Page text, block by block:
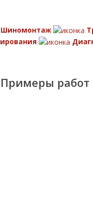
Шиномонтаж
Примеры работ